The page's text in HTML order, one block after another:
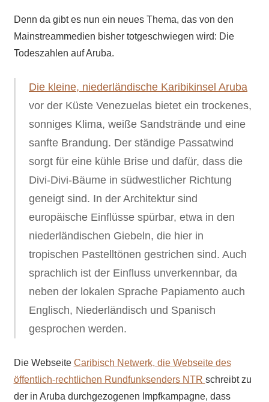
Denn da gibt es nun ein neues Thema, das von den
Mainstreammedien bisher totgeschwiegen wird: Die
Todeszahlen auf Aruba.
Die kleine, niederländische Karibikinsel Aruba
vor der Küste Venezuelas bietet ein trockenes,
sonniges Klima, weiße Sandstrände und eine
sanfte Brandung. Der ständige Passatwind
sorgt für eine kühle Brise und dafür, dass die
Divi-Divi-Bäume in südwestlicher Richtung
geneigt sind. In der Architektur sind
europäische Einflüsse spürbar, etwa in den
niederländischen Giebeln, die hier in
tropischen Pastelltönen gestrichen sind. Auch
sprachlich ist der Einfluss unverkennbar, da
neben der lokalen Sprache Papiamento auch
Englisch, Niederländisch und Spanisch
gesprochen werden.
Die Webseite Caribisch Netwerk, die Webseite des
öffentlich-rechtlichen Rundfunksenders NTR schreibt zu
der in Aruba durchgezogenen Impfkampagne, dass